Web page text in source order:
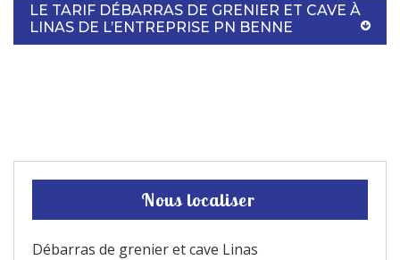
LE TARIF DÉBARRAS DE GRENIER ET CAVE À
LINAS DE L’ENTREPRISE PN BENNE
Nous localiser
Débarras de grenier et cave Linas